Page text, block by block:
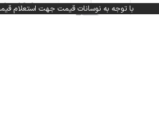
LS06 چراغ خطی
با توجه به نوسانات قیمت جهت استعلام